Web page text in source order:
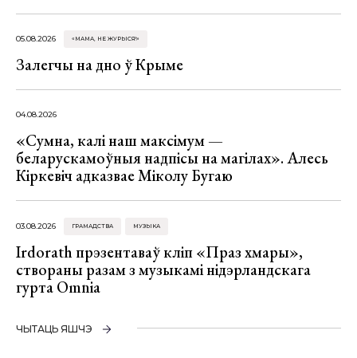
05.08.2026 «МАМА, НЕ ЖУРЫСЯ!»
Залегчы на дно ў Крыме
04.08.2026
«Сумна, калі наш максімум —
беларускамоўныя надпісы на магілах». Алесь
Кіркевіч адказвае Міколу Бугаю
03.08.2026 ГРАМАДСТВА МУЗЫКА
Irdorath прэзентаваў кліп «Праз хмары»,
створаны разам з музыкамі нідэрландскага
гурта Omnia
ЧЫТАЦЬ ЯШЧЭ